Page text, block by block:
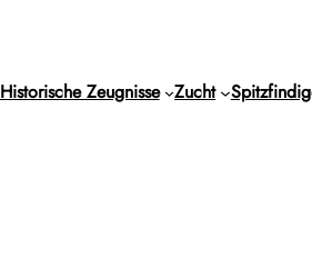
Historische Zeugnisse Zucht